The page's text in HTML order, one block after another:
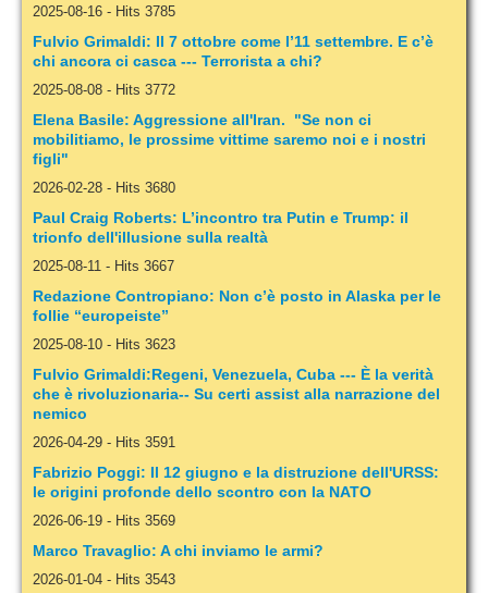
2025-08-16 - Hits 3785
Fulvio Grimaldi: Il 7 ottobre come l’11 settembre. E c’è
chi ancora ci casca --- Terrorista a chi?
2025-08-08 - Hits 3772
Elena Basile: Aggressione all'Iran. "Se non ci
mobilitiamo, le prossime vittime saremo noi e i nostri
figli"
2026-02-28 - Hits 3680
Paul Craig Roberts: L’incontro tra Putin e Trump: il
trionfo dell'illusione sulla realtà
2025-08-11 - Hits 3667
Redazione Contropiano: Non c’è posto in Alaska per le
follie “europeiste”
2025-08-10 - Hits 3623
Fulvio Grimaldi:Regeni, Venezuela, Cuba --- È la verità
che è rivoluzionaria-- Su certi assist alla narrazione del
nemico
2026-04-29 - Hits 3591
Fabrizio Poggi: Il 12 giugno e la distruzione dell'URSS:
le origini profonde dello scontro con la NATO
2026-06-19 - Hits 3569
Marco Travaglio: A chi inviamo le armi?
2026-01-04 - Hits 3543